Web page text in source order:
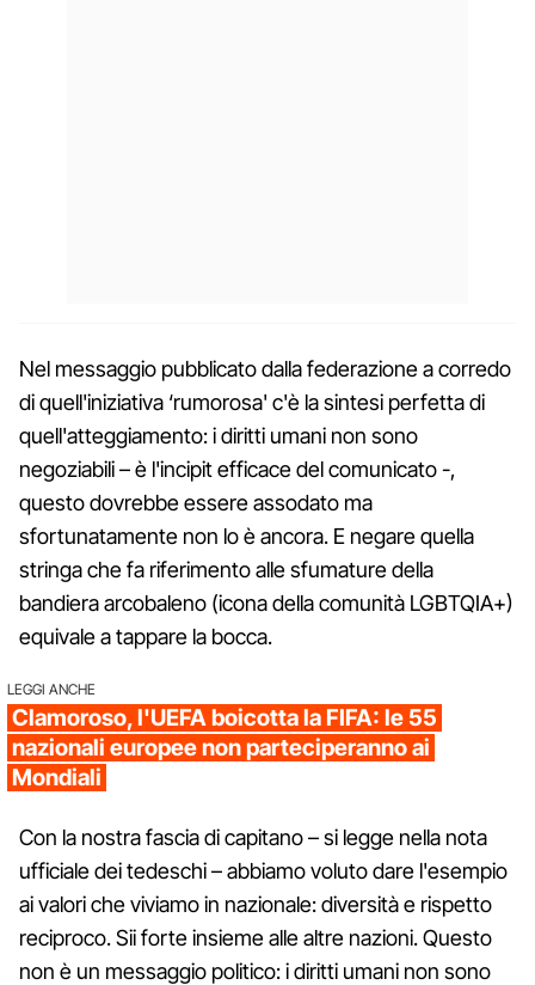
Nel messaggio pubblicato dalla federazione a corredo
di quell'iniziativa ‘rumorosa' c'è la sintesi perfetta di
quell'atteggiamento: i diritti umani non sono
negoziabili – è l'incipit efficace del comunicato -,
questo dovrebbe essere assodato ma
sfortunatamente non lo è ancora. E negare quella
stringa che fa riferimento alle sfumature della
bandiera arcobaleno (icona della comunità LGBTQIA+)
equivale a tappare la bocca.
LEGGI ANCHE
Clamoroso, l'UEFA boicotta la FIFA: le 55
nazionali europee non parteciperanno ai
Mondiali
Con la nostra fascia di capitano – si legge nella nota
ufficiale dei tedeschi – abbiamo voluto dare l'esempio
ai valori che viviamo in nazionale: diversità e rispetto
reciproco. Sii forte insieme alle altre nazioni. Questo
non è un messaggio politico: i diritti umani non sono